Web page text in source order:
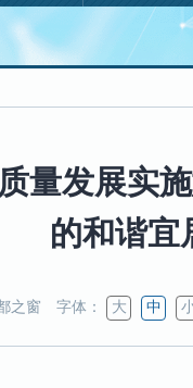
量发展实
的和谐宜
之窗 字体： 大 中